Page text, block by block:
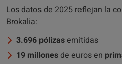
Los datos de 2025 reflejan la
Brokalia:
3.696 pólizas emitidas
19 millones de euros en